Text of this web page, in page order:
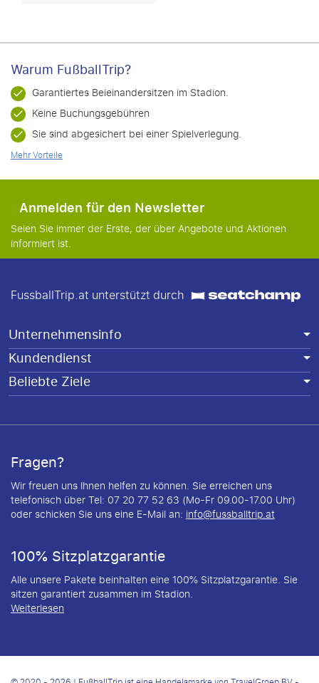
Warum FußballTrip?
Garantiertes Beieinandersitzen im Stadion.
Keine Buchungsgebühren
Sie sind abgesichert bei einer Spielverlegung.
Mehr Vorteile
Anmelden für den Newsletter
Seien Sie immer der Erste, der über Angebote und Aktionen
informiert ist.
FussballTrip.at unterstützt durch
Unternehmensinfo
Kundendienst
Beliebte Ziele
Fragen?
Wir freuen uns Ihnen helfen zu können. Sie erreichen uns
telefonisch über Tel: 07 20 77 52 63 (Mo-Fr 09.00-17.00 Uhr)
oder schicken Sie uns eine E-Mail an: info@fussballtrip.at
100% Sitzplatzgarantie
Alle unsere Pakete beinhalten eine 100% Sitzplatzgarantie. Sie
sitzen garantiert zusammen im Stadion.
Weiterlesen